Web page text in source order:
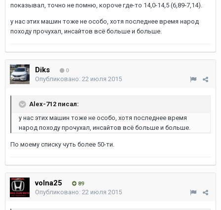
показывал, точно не помню, короче где-то 14,0-14,5 (6,89-7,14).
у нас этих машин тоже не особо, хотя последнее время народ
походу прочухал, инсайтов всё больше и больше.
Diks 0
Опубликовано: 22 июля 2015
Alex-712 писал:
у нас этих машин тоже не особо, хотя последнее время
народ походу прочухал, инсайтов всё больше и больше.
По моему списку чуть более 50-ти.
volna25 89
Опубликовано: 22 июля 2015